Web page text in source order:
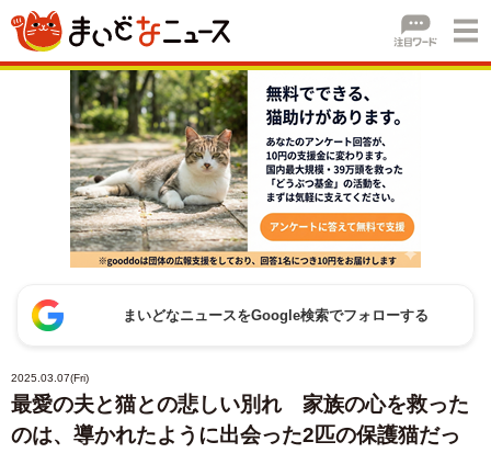
まいどなニュースをGoogle検索でフォローする
2025.03.07(Fri)
最愛の夫と猫との悲しい別れ 家族の心を救った
のは、導かれたように出会った2匹の保護猫だっ